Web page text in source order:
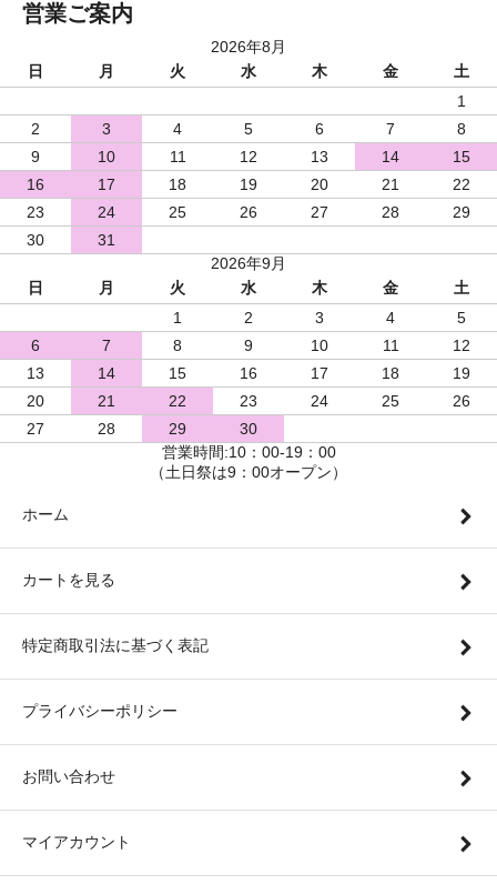
営業ご案内
2026年8月
日
月 火 水 木 金
土
1
2
3 4 5 6 7
8
9
10 11 12 13 14
15
16
17 18 19 20 21
22
23
24 25 26 27 28
29
30
31
2026年9月
日
月 火 水 木 金
土
1
2 3 4
5
6
7 8 9 10 11
12
13
14 15 16 17 18
19
20
21 22 23 24 25
26
27
28 29
30
営業時間:10：00-19：00
（土日祭は9：00オープン）
ホーム
カートを見る
特定商取引法に基づく表記
プライバシーポリシー
お問い合わせ
マイアカウント